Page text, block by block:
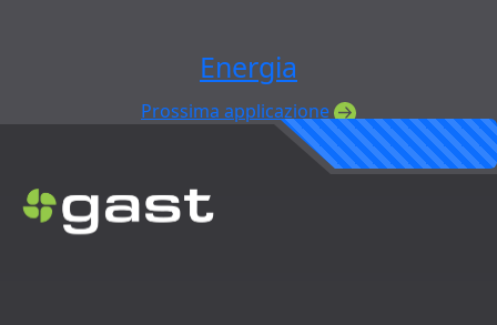
Energia
Prossima applicazione